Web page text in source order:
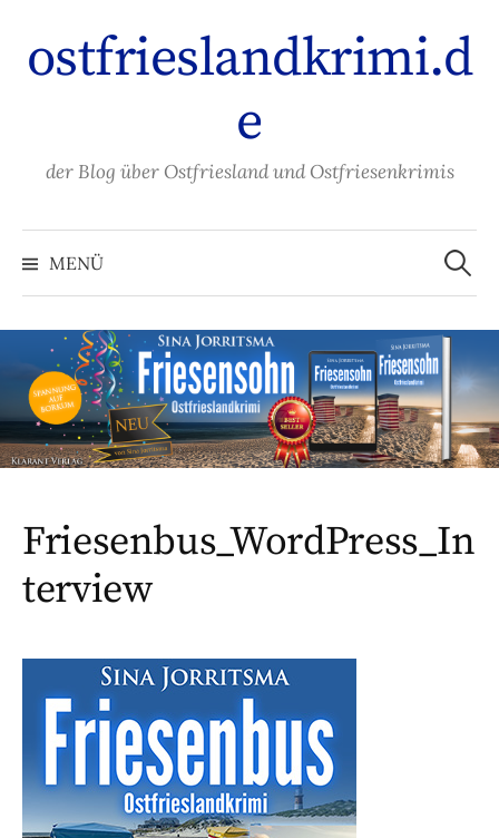
Inhalt
überspringen
ostfrieslandkrimi.d
e
der Blog über Ostfriesland und Ostfriesenkrimis
MENÜ
Suchen
nach:
Friesenbus_WordPress_In
terview